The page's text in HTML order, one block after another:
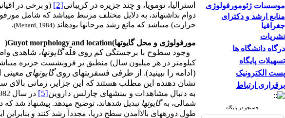
موسسات ژئومورفولوژی
منابع ارشد و دکترای
جغرافیا
نشریات
درگاه دانشگاه ها
تسهیلات پایگاه
پست الکترونیک
برقراری ارتباط
جستجو در پایگاه
استرالیا، تومویا، و چند جزیره در کریباتی[2] (و برخی در
دوام نداشته­اند، به دلایل مختلف مرتبط می­باشد که شامل
حرارت) می­باشد که مانع رشد مرجان­ها بوده­اند (
Menard, 1984
)
.
مورفولوژی و محل گایوت­ها(
Guyot morphology and location
)
وجود سطوح با برجستگی کم روی قلّهگایوت­ها، شاهدی
کیلومتر در هر میلیون سال) منطبق بر فرونشست جزیره
(ادامه را ببینید). از طرفی فسفریت­های رویگایوت­های معینی از پاسیفیک
نشان دهنده این مطلب هستند که این جزایر، زمانی بالای
به دنبال مشاهدات و بینش­های چارلس داروین[5] در سال 1982 پیشنهاد شد یک آستانه اقیانوس­شناسی
شمالی، بهگایوت­ها تبدیل شده­اند، توضیح می­دهد. پیشنهاد شد که
طول دوره­های بالاآمدن سطح دریا، مجدداً رشد کنند و